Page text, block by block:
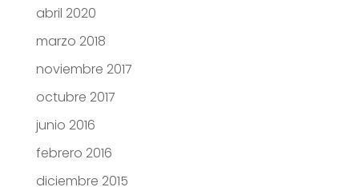
abril 2020
marzo 2018
noviembre 2017
octubre 2017
junio 2016
febrero 2016
diciembre 2015